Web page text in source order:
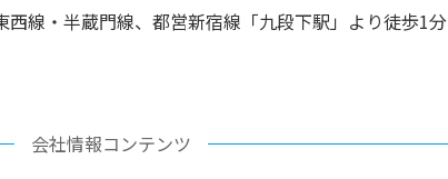
西線・半蔵門線、都営新宿線「九段下駅」より徒歩1分
会社情報コンテンツ